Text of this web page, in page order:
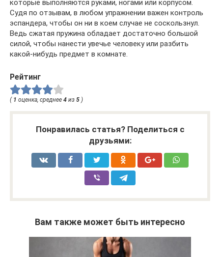
которые выполняются руками, ногами или корпусом.
Судя по отзывам, в любом упражнении важен контроль
эспандера, чтобы он ни в коем случае не соскользнул.
Ведь сжатая пружина обладает достаточно большой
силой, чтобы нанести увечье человеку или разбить
какой-нибудь предмет в комнате.
Рейтинг
( 1 оценка, среднее 4 из 5 )
Понравилась статья? Поделиться с
друзьями:
Вам также может быть интересно